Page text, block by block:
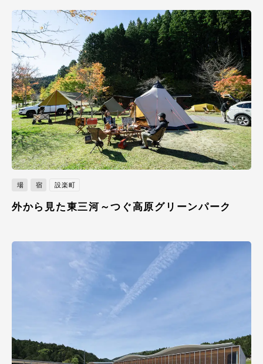
場 宿 設楽町
外から見た東三河～つぐ高原グリーンパーク